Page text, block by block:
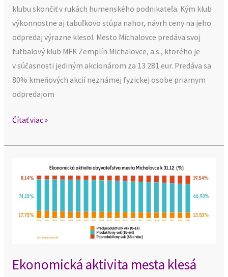
klubu skončiť v rukách humenského podnikateľa. Kým klub
výkonnostne aj tabuľkovo stúpa nahor, návrh ceny na jeho
odpredaj výrazne klesol. Mesto Michalovce predáva svoj
futbalový klub MFK Zemplín Michalovce, a.s., ktorého je
v súčasnosti jediným akcionárom za 13 281 eur. Predáva sa
80% kmeňových akcií neznámej fyzickej osobe priamym
odpredajom
Čítať viac »
Ekonomická aktivita mesta klesá
Ekonomická
aktivita
mesta